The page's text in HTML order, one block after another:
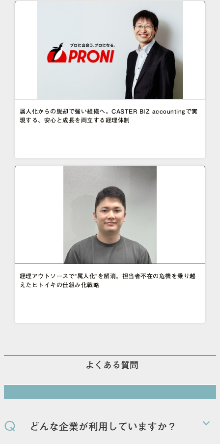
属人化からの脱却で強い組織へ。CASTER BIZ accountingで実
現する、安心と成長を両立する経理体制
経理アウトソースで“属人化”を解消。担当者不在の危機を乗り越
えたヒトイキの仕組み化戦略
よくある質問
Q どんな企業が利用していますか？